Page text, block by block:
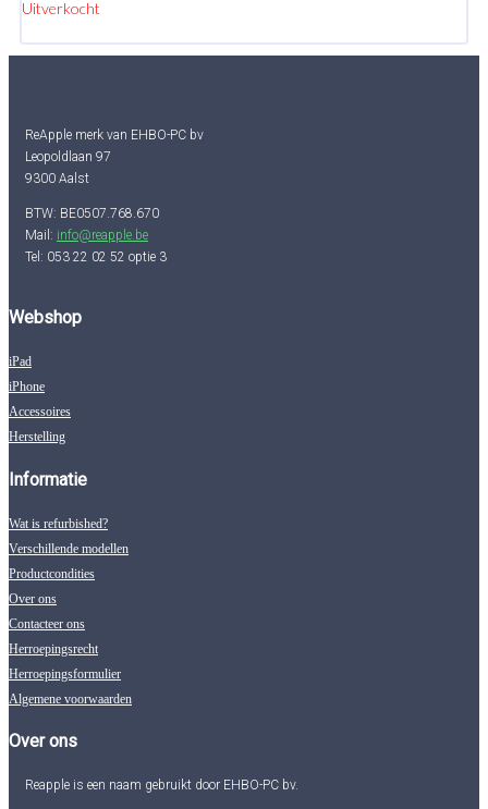
Uitverkocht
ReApple merk van EHBO-PC bv
Leopoldlaan 97
9300 Aalst
BTW: BE0507.768.670
Mail: info@reapple.be
Tel: 053 22 02 52 optie 3
Webshop
iPad
iPhone
Accessoires
Herstelling
Informatie
Wat is refurbished?
Verschillende modellen
Productcondities
Over ons
Contacteer ons
Herroepingsrecht
Herroepingsformulier
Algemene voorwaarden
Over ons
Reapple is een naam gebruikt door EHBO-PC bv.